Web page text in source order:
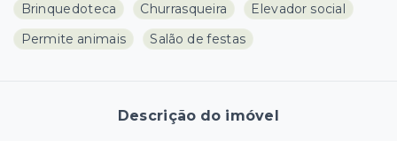
Brinquedoteca
Churrasqueira
Elevador social
Permite animais
Salão de festas
Descrição do imóvel